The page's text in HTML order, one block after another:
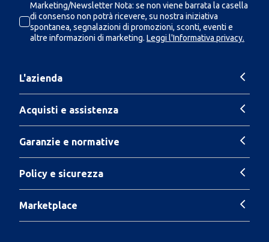
Marketing/Newsletter Nota: se non viene barrata la casella
di consenso non potrà ricevere, su nostra iniziativa
spontanea, segnalazioni di promozioni, sconti, eventi e
altre informazioni di marketing. Leggi l'Informativa privacy.
L'azienda
Acquisti e assistenza
Garanzie e normative
Policy e sicurezza
Marketplace